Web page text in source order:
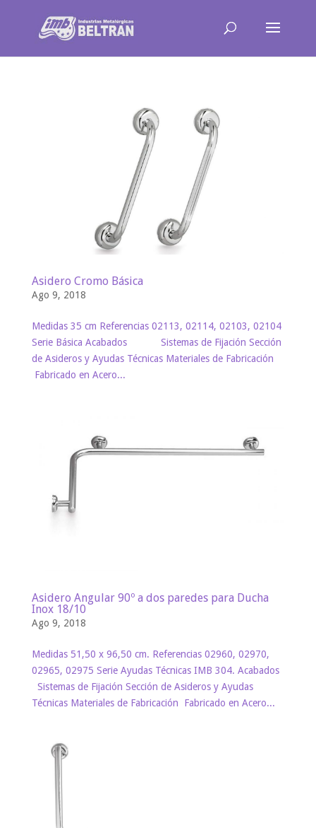
Asidero Cromo Básica
Ago 9, 2018
Medidas 35 cm Referencias 02113, 02114, 02103, 02104
Serie Básica Acabados Sistemas de Fijación Sección
de Asideros y Ayudas Técnicas Materiales de Fabricación
Fabricado en Acero...
Asidero Angular 90º a dos paredes para Ducha
Inox 18/10
Ago 9, 2018
Medidas 51,50 x 96,50 cm. Referencias 02960, 02970,
02965, 02975 Serie Ayudas Técnicas IMB 304. Acabados
Sistemas de Fijación Sección de Asideros y Ayudas
Técnicas Materiales de Fabricación Fabricado en Acero...